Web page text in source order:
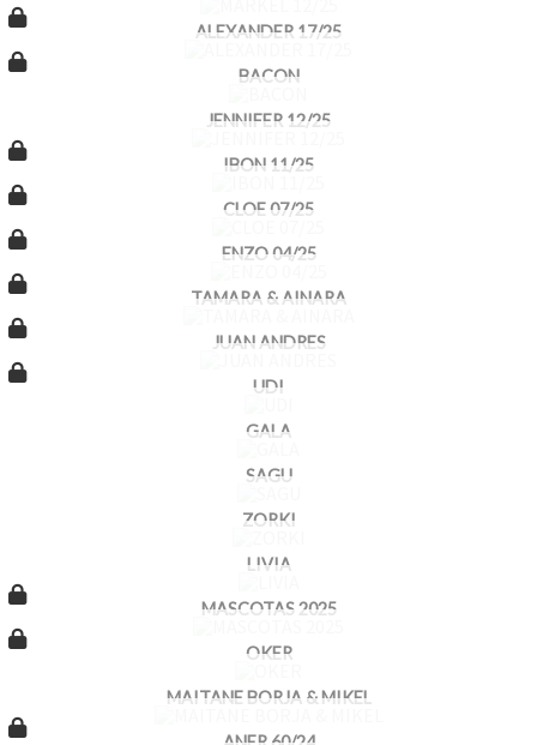
ALEXANDER 17/25
BACON
JENNIFER 12/25
IBON 11/25
CLOE 07/25
ENZO 04/25
TAMARA & AINARA
JUAN ANDRES
UDI
GALA
SAGU
ZORKI
LIVIA
MASCOTAS 2025
OKER
MAITANE BORJA & MIKEL